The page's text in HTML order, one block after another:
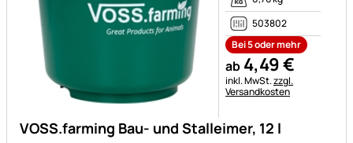
VOSS.farming Bau- und Stalleimer, 12 l
503802
Bei 5 oder mehr
ab 4,49€
Steuerhinweis:
inkl. MwSt.zzgl.
Versandkosten